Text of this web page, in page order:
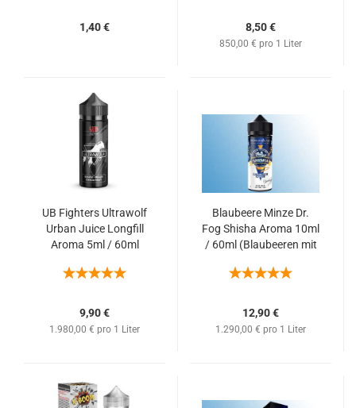
1,40 € 8,50 €
850,00 € pro 1 Liter
UB Fighters Ultrawolf
Urban Juice Longfill
Aroma 5ml / 60ml
Zitrusfrüchten)
9,90 €
1.980,00 € pro 1 Liter
Blaubeere Minze Dr.
Fog Shisha Aroma 10ml
/ 60ml (Blaubeeren mit
12,90 €
1.290,00 € pro 1 Liter